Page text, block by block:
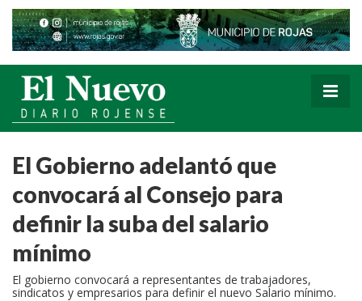
El Gobierno adelantó que
convocará al Consejo para
definir la suba del salario
mínimo
El gobierno convocará a representantes de trabajadores,
sindicatos y empresarios para definir el nuevo Salario mínimo.